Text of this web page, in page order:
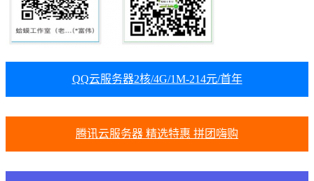
QQ云服务器2核/4G/1M-214元/首年
腾讯云服务器 精选特惠 拼团嗨购